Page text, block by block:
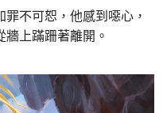
不可恕，他感到噁心，
牆上蹣跚著離開。